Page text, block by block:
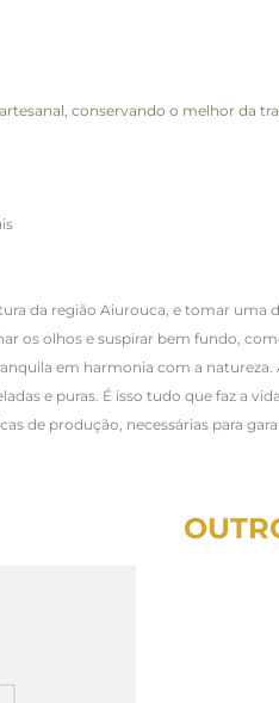
conservando o melhor da
da região Aiurouca, e tomar
os olhos e suspirar bem fundo,
em harmonia com a
e puras. É isso tudo que faz a
de produção, necessárias para